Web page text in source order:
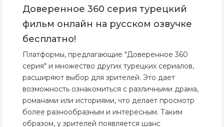
Доверенное 360 серия турецкий
фильм онлайн на русском озвучке
бесплатно!
Платформы, предлагающие "Доверенное 360
серия" и множество других турецких сериалов,
расширяют выбор для зрителей. Это дает
возможность ознакомиться с различными драма,
романами или историями, что делает просмотр
более разнообразным и интересным. Таким
образом, у зрителей появляется шанс